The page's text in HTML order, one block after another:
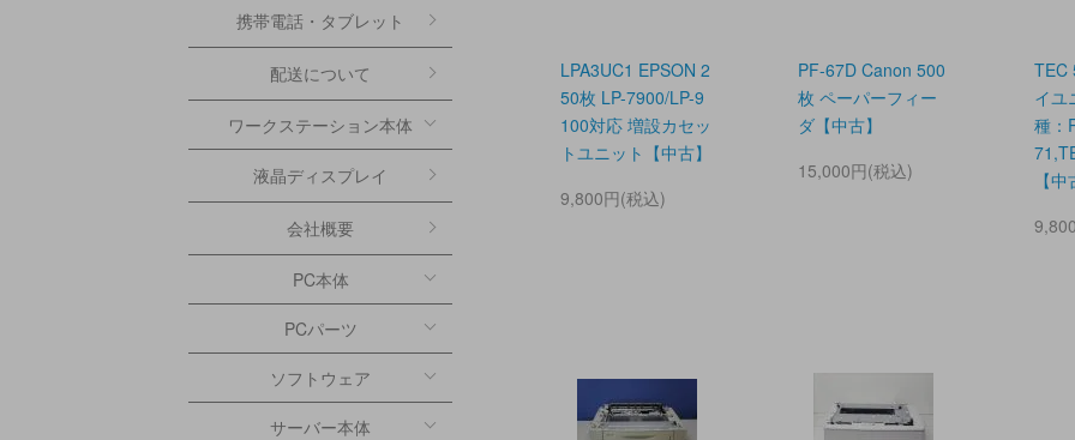
LPA3UC1 EPSON 2
50枚 LP-7900/LP-9
100対応 増設カセッ
トユニット【中古】
9,800円(税込)
PF-67D Canon 500
枚 ペーパーフィー
ダ【中古】
15,000円(税込)
TEC
イユ
種：
【中
携帯電話・タブレット
配送について
ワークステーション本体
液晶ディスプレイ
会社概要
PC本体
PCパーツ
ソフトウェア
サーバー本体